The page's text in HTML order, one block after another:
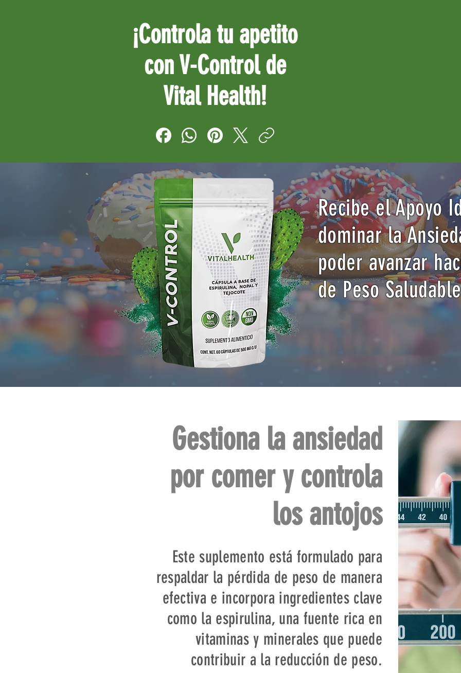
¡Controla tu apetito
con V-Control de
Vital Health!
Recibe el Apoyo
dominar la
poder avanzar
de Peso
Gestiona la ansiedad
por comer y controla
los antojos
Este suplemento está formulado para
respaldar la pérdida de peso de manera
efectiva e incorpora ingredientes clave
como la espirulina, una fuente rica en
vitaminas y minerales que puede
contribuir a la reducción de peso.